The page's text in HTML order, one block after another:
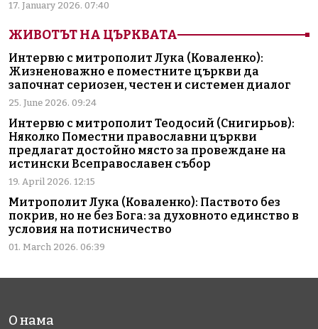
17. January 2026. 07:40
ЖИВОТЪТ НА ЦЪРКВАТА
Интервю с митрополит Лука (Коваленко):
Жизненоважно е поместните църкви да
започнат сериозен, честен и системен диалог
25. June 2026. 09:24
Интервю с митрополит Теодосий (Снигирьов):
Няколко Поместни православни църкви
предлагат достойно място за провеждане на
истински Всеправославен събор
19. April 2026. 12:15
Митрополит Лука (Коваленко): Паството без
покрив, но не без Бога: за духовното единство в
условия на потисничество
01. March 2026. 06:39
О нама